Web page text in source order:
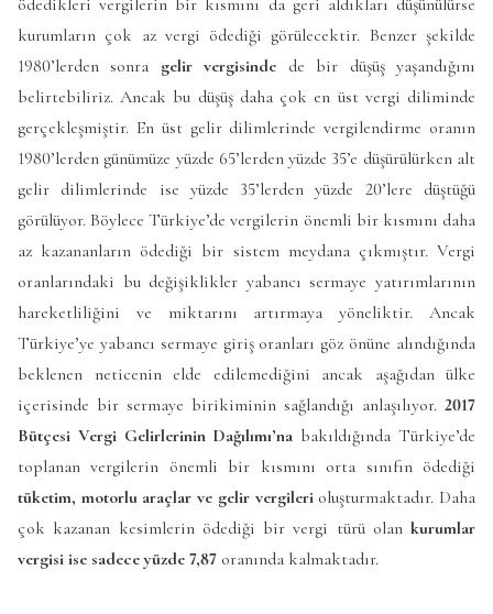
ödedikleri vergilerin bir kısmını da geri aldıkları düşünülürse
kurumların çok az vergi ödediği görülecektir. Benzer şekilde
1980’lerden sonra gelir vergisinde de bir düşüş yaşandığını
belirtebiliriz. Ancak bu düşüş daha çok en üst vergi diliminde
gerçekleşmiştir. En üst gelir dilimlerinde vergilendirme oranın
1980’lerden günümüze yüzde 65’lerden yüzde 35’e düşürülürken alt
gelir dilimlerinde ise yüzde 35’lerden yüzde 20’lere düştüğü
görülüyor. Böylece Türkiye’de vergilerin önemli bir kısmını daha
az kazananların ödediği bir sistem meydana çıkmıştır. Vergi
oranlarındaki bu değişiklikler yabancı sermaye yatırımlarının
hareketliliğini ve miktarını artırmaya yöneliktir. Ancak
Türkiye’ye yabancı sermaye giriş oranları göz önüne alındığında
beklenen neticenin elde edilemediğini ancak aşağıdan ülke
içerisinde bir sermaye birikiminin sağlandığı anlaşılıyor. 2017
Bütçesi Vergi Gelirlerinin Dağılımı’na bakıldığında Türkiye’de
toplanan vergilerin önemli bir kısmını orta sınıfın ödediği
tüketim, motorlu araçlar ve gelir vergilerioluşturmaktadır. Daha
çok kazanan kesimlerin ödediği bir vergi türü olan kurumlar
vergisi ise sadece yüzde 7,87 oranında kalmaktadır.